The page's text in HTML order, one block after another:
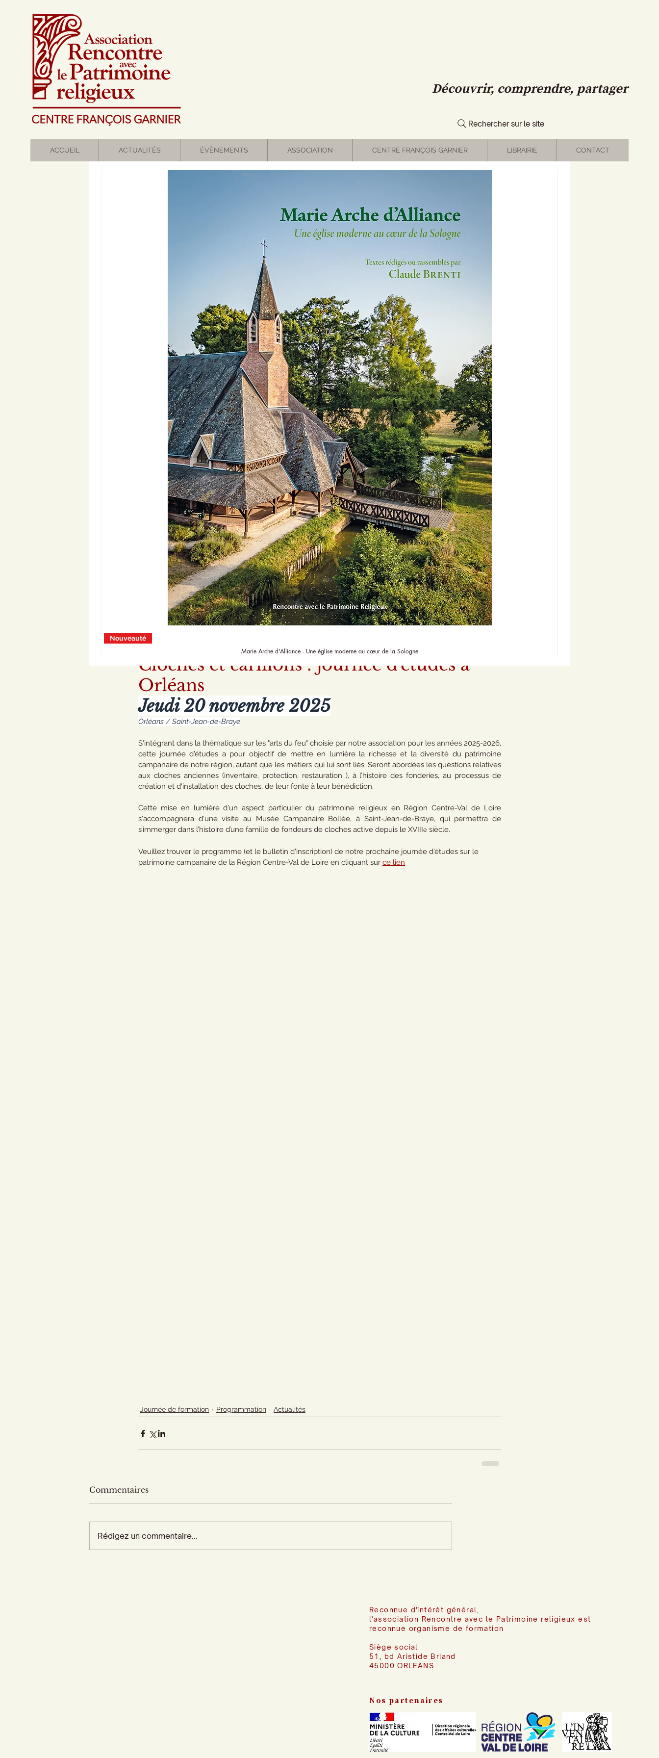
Découvrir, comprendre, partager
Rechercher sur le site
ACCUEIL ACTUALITÉS ÉVÈNEMENTS ASSOCIATION CENTRE FRANÇOIS GARNIER LIBRAIRIE CONTACT
Cloches et carillons : journée d'études à
Orléans
Jeudi 20 novembre 2025
Orléans / Saint-Jean-de-Braye
S'intégrant dans la thématique sur les "arts du feu" choisie par notre association pour les années 2025-2026,
cette journée d'études a pour objectif de mettre en lumière la richesse et la diversité du patrimoine
campanaire de notre région, autant que les métiers qui lui sont liés. Seront abordées les questions relatives
aux cloches anciennes (inventaire, protection, restauration…), à l’histoire des fonderies, au processus de
création et d'installation des cloches, de leur fonte à leur bénédiction.
Cette mise en lumière d'un aspect particulier du patrimoine religieux en Région Centre-Val de Loire
s'accompagnera d'une visite au Musée Campanaire Bollée, à Saint-Jean-de-Braye, qui permettra de
s’immerger dans l’histoire d’une famille de fondeurs de cloches active depuis le XVIIIe siècle.
Veuillez trouver le programme (et le bulletin d'inscription) de notre prochaine journée d'études sur le
patrimoine campanaire de la Région Centre-Val de Loire en cliquant sur ce lien
Journée de formation Programmation Actualités
Commentaires
Rédigez un commentaire...
Nouveauté
Marie Arche d'Alliance - Une église moderne au cœur de la Sologne
Reconnue d'intérêt général,
l'association Rencontre avec le Patrimoine religieux est
reconnue organisme de formation
Siège social
51, bd Aristide Briand
45000 ORLEANS
Nos partenaires